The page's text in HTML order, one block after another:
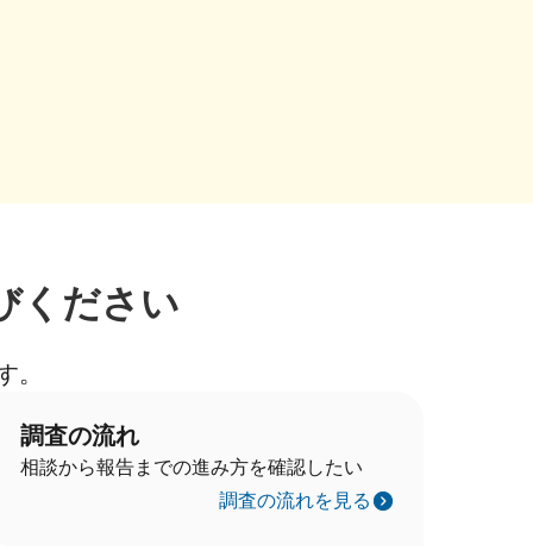
ください
。
調査の流れ
相談から報告までの進み方を確認したい
調査の流れを見る